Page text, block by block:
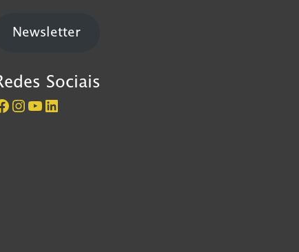
Newsletter
Sociais
do Castelo de São Jorge no Facebook
Perfil do Castelo de São Jorge no Instagram
Canal do Castelo de São Jorge no YouTube
LinkedIn